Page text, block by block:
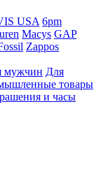
USA 6pm
Macys GAP
Zappos
мужчин Для
товары
и часы